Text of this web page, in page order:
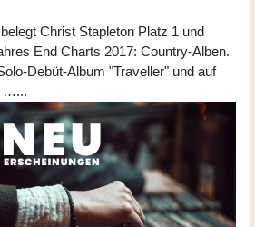
Christ Stapleton Platz 1 und
End Charts 2017: Country-Alben.
Debüt-Album "Traveller" und auf
…...